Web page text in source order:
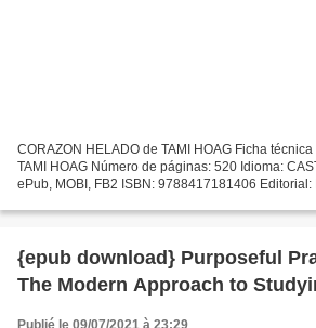
CORAZON HELADO de TAMI HOAG Ficha
TAMI HOAG Número de páginas: 520 Idioma:
ePub, MOBI, FB2 ISBN: 9788417181406
{epub download} Purposeful
The Modern Approach to